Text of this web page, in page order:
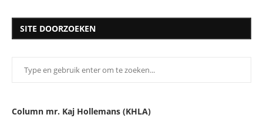
SITE DOORZOEKEN
Column mr. Kaj Hollemans (KHLA)